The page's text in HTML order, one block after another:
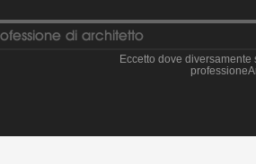
Eccetto dove